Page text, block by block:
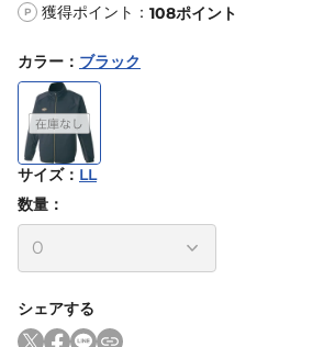
P 獲得ポイント： 108ポイント
カラー ： ブラック
サイズ： LL
数量：
シェアする